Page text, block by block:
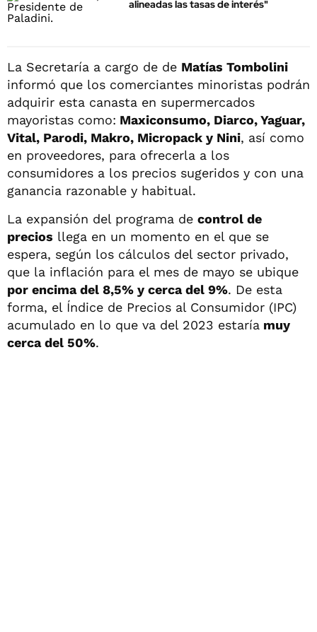
alineadas las tasas de interés"
La Secretaría a cargo de de Matías Tombolini
informó que los comerciantes minoristas podrán
adquirir esta canasta en supermercados
mayoristas como: Maxiconsumo, Diarco, Yaguar,
Vital, Parodi, Makro, Micropack y Nini, así como
en proveedores, para ofrecerla a los
consumidores a los precios sugeridos y con una
ganancia razonable y habitual.
La expansión del programa de control de
precios llega en un momento en el que se
espera, según los cálculos del sector privado,
que la inflación para el mes de mayo se ubique
por encima del 8,5% y cerca del 9%. De esta
forma, el Índice de Precios al Consumidor (IPC)
acumulado en lo que va del 2023 estaría muy
cerca del 50%.